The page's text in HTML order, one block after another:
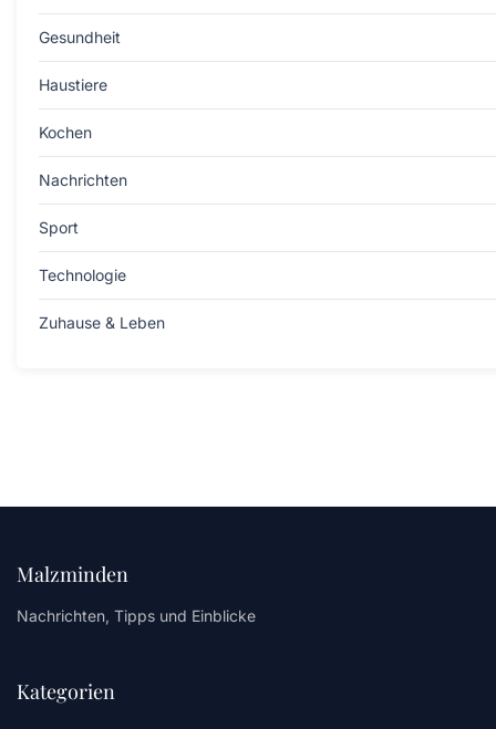
Gesundheit
Haustiere
Kochen
Nachrichten
Sport
Technologie
Zuhause & Leben
Malzminden
Nachrichten, Tipps und Einblicke
Kategorien